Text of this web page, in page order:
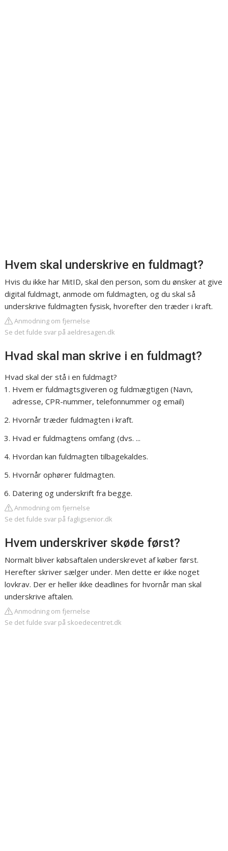
Hvem skal underskrive en fuldmagt?
Hvis du ikke har MitID, skal den person, som du ønsker at give
digital fuldmagt, anmode om fuldmagten, og du skal så
underskrive fuldmagten fysisk, hvorefter den træder i kraft.
Anmodning om fjernelse
Se det fulde svar på aeldresagen.dk
Hvad skal man skrive i en fuldmagt?
Hvad skal der stå i en fuldmagt?
Hvem er fuldmagtsgiveren og fuldmægtigen (Navn,
adresse, CPR-nummer, telefonnummer og email)
Hvornår træder fuldmagten i kraft.
Hvad er fuldmagtens omfang (dvs. ...
Hvordan kan fuldmagten tilbagekaldes.
Hvornår ophører fuldmagten.
Datering og underskrift fra begge.
Anmodning om fjernelse
Se det fulde svar på fagligsenior.dk
Hvem underskriver skøde først?
Normalt bliver købsaftalen underskrevet af køber først.
Herefter skriver sælger under. Men dette er ikke noget
lovkrav. Der er heller ikke deadlines for hvornår man skal
underskrive aftalen.
Anmodning om fjernelse
Se det fulde svar på skoedecentret.dk